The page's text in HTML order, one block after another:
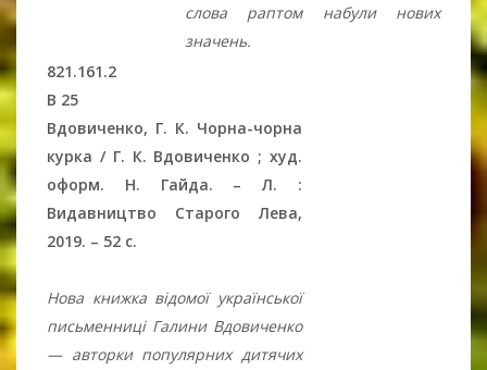
слова раптом набули нових
значень.
821.161.2
В 25
Вдовиченко, Г. К. Чорна-чорна
курка / Г. К. Вдовиченко ; худ.
оформ. Н. Гайда. – Л. :
Видавництво Старого Лева,
2019. – 52 c.
Нова книжка відомої української
письменниці Галини Вдовиченко
— авторки популярних дитячих